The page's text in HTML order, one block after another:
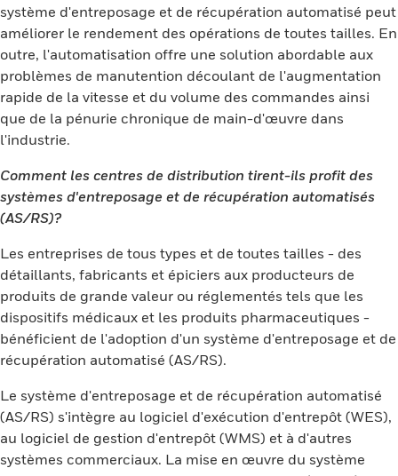
système d'entreposage et de récupération automatisé peut
améliorer le rendement des opérations de toutes tailles. En
outre, l'automatisation offre une solution abordable aux
problèmes de manutention découlant de l'augmentation
rapide de la vitesse et du volume des commandes ainsi
que de la pénurie chronique de main-d'œuvre dans
l'industrie.
Comment les centres de distribution tirent-ils profit des
systèmes d'entreposage et de récupération automatisés
(AS/RS)?
Les entreprises de tous types et de toutes tailles - des
détaillants, fabricants et épiciers aux producteurs de
produits de grande valeur ou réglementés tels que les
dispositifs médicaux et les produits pharmaceutiques -
bénéficient de l'adoption d'un système d'entreposage et de
récupération automatisé (AS/RS).
Le système d'entreposage et de récupération automatisé
(AS/RS) s'intègre au logiciel d'exécution d'entrepôt (WES),
au logiciel de gestion d'entrepôt (WMS) et à d'autres
systèmes commerciaux. La mise en œuvre du système